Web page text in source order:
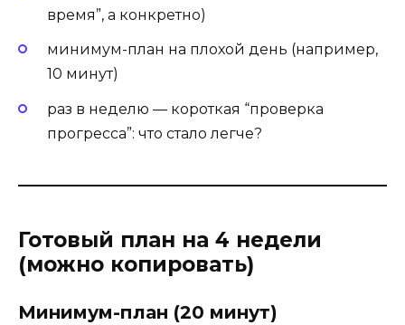
время”, а конкретно)
минимум-план на плохой день (например,
10 минут)
раз в неделю — короткая “проверка
прогресса”: что стало легче?
Готовый план на 4 недели
(можно копировать)
Минимум-план (20 минут)